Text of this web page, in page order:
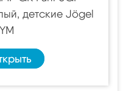
детские Jögel